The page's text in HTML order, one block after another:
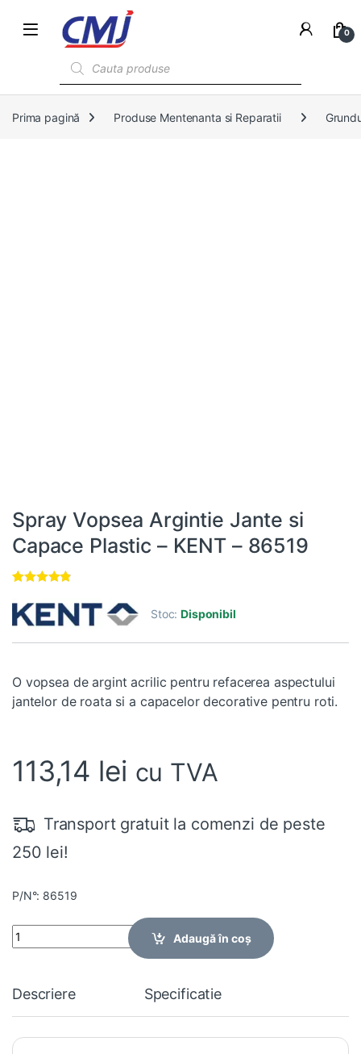
0
Prima pagină Produse Mentenanta si Reparatii
Spray Vopsea Argintie Jante si
Capace Plastic – KENT – 86519
4.67din 5
pe baza a
evaluări de
Stoc:Disponibil
O vopsea de argint acrilic pentru refacerea aspectului
jantelor de roata si a capacelor decorative pentru roti.
113,14 lei cu TVA
Transport gratuit la comenzi de peste
250 lei!
P/N°: 86519
Quantity
Adaugă în coș
Descriere Specificatie